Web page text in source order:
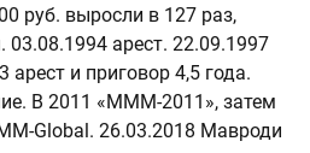
руб. выросли в 127 раз,
арест. 22.09.1997
арест и приговор 4,5 года.
В 2011 «МММ‑2011», затем
26.03.2018 Мавроди